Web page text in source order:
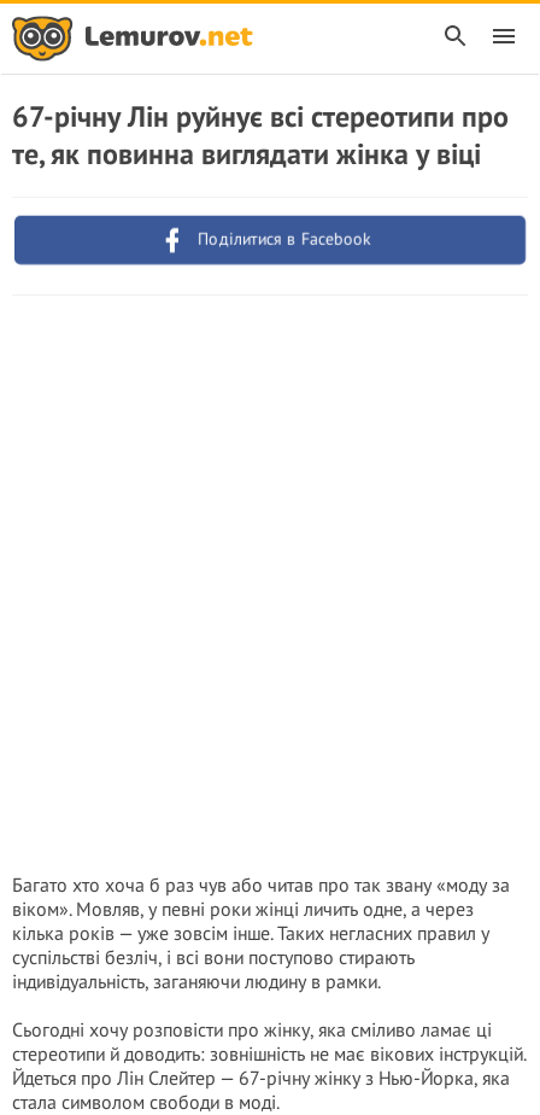
67-річну Лін руйнує всі стереотипи про
те, як повинна виглядати жінка у віці
Поділитися в Facebook
Багато хто хоча б раз чув або читав про так звану «моду за
віком». Мовляв, у певні роки жінці личить одне, а через
кілька років — уже зовсім інше. Таких негласних правил у
суспільстві безліч, і всі вони поступово стирають
індивідуальність, заганяючи людину в рамки.
Сьогодні хочу розповісти про жінку, яка сміливо ламає ці
стереотипи й доводить: зовнішність не має вікових інструкцій.
Йдеться про Лін Слейтер — 67-річну жінку з Нью-Йорка, яка
стала символом свободи в моді.